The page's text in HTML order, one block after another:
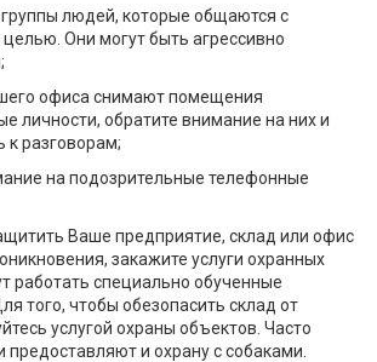
людей, которые общаются с
Они могут быть агрессивно
офиса снимают помещения
личности, обратите внимание на них и
к разговорам;
на подозрительные телефонные
Ваше предприятие, склад или офис
закажите услуги охранных
работать специально обученные
того, чтобы обезопасить склад от
услугой охраны объектов. Часто
предоставляют и охрану с собаками.